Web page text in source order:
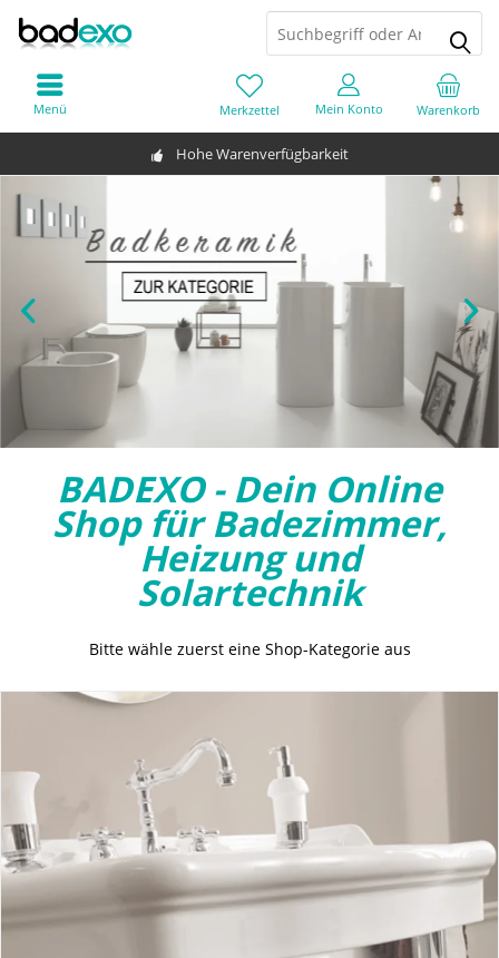
Hohe Warenverfügbarkeit
Warenkorb
Merkzettel Mein Konto
Menü
BADEXO - Dein Online
Shop für Badezimmer,
Heizung und
Solartechnik
Bitte wähle zuerst eine Shop-Kategorie aus